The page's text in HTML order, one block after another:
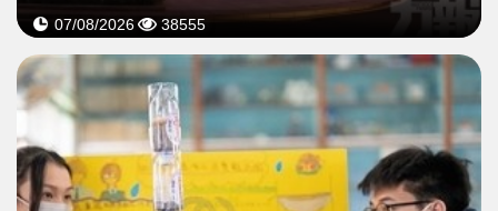
07/08/2026 38555